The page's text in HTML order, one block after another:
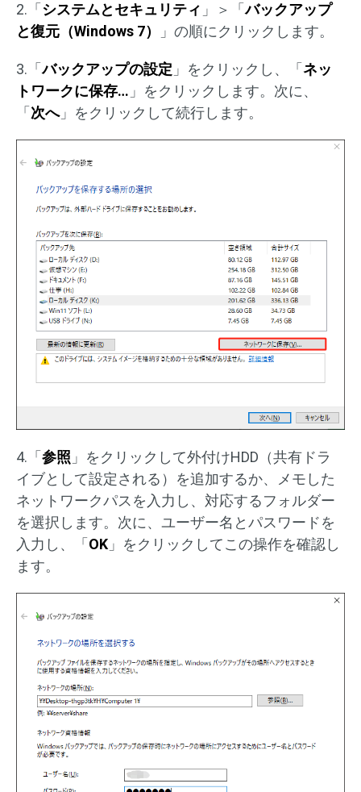
2.「 システムとセキュリティ 」＞「バックアップ
と復元（Windows 7）
」の順にクリックします。
3.「バックアップの設定 」をクリックし、「 ネッ
トワークに保存… 」をクリックします。次に、
「 次へ」をクリックして続行します。
4.「 参照 」をクリックして外付けHDD（共有ドラ
イブとして設定される）を追加するか、メモした
ネットワークパスを入力し、対応するフォルダー
を選択します。次に、ユーザー名とパスワードを
入力し、「 OK 」をクリックしてこの操作を確認し
ます。